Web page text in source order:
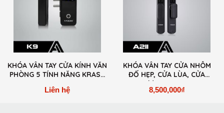
KHÓA VÂN TAY CỬA KÍNH VĂN
PHÒNG 5 TÍNH NĂNG KRASS
Liên hệ
KHÓA VÂN TAY CỬA NHÔM
ĐỐ HẸP, CỬA LÙA, CỬA
TRƯỢT KRASS A211
8,500,000₫